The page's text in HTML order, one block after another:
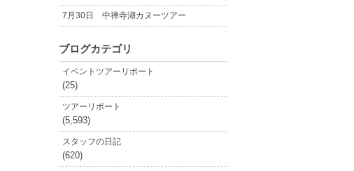
7月30日 中禅寺湖カヌーツアー
ブログカテゴリ
イベントツアーリポート
(25)
ツアーリポート
(5,593)
スタッフの日記
(620)